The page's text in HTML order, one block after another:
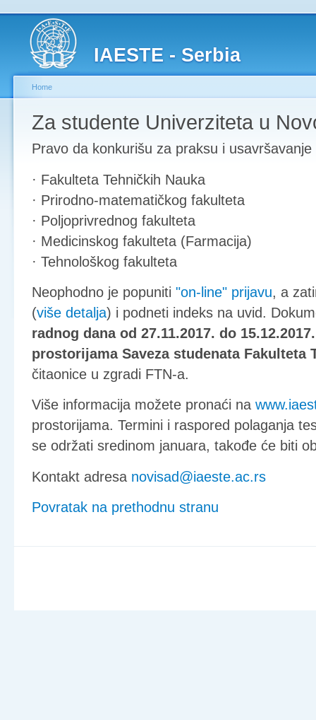
IAESTE - Serbia
Home
Za studente Univerziteta u
Pravo da konkurišu za praksu i
· Fakulteta Tehničkih Nauka
· Prirodno-matematičkog fakulteta
· Poljoprivrednog fakulteta
· Medicinskog fakulteta (Farmacija)
· Tehnološkog fakulteta
Neophodno je popuniti "on-line" prijavu, a
(više detalja) i podneti indeks na uvid.
radnog dana od 27.11.2017. do
prostorijama Saveza studenata Fakulteta
čitaonice u zgradi FTN-a.
Više informacija možete pronaći na
prostorijama. Termini i raspored polaganja
se održati sredinom januara, takođe će biti
Kontakt adresa novisad@iaeste.ac.rs
Povratak na prethodnu stranu